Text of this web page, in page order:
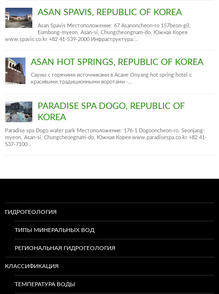
ASAN SPAVIS, REPUBLIC OF KOREA
Asan Spavis Местоположение: 67 Asanoncheon-ro 157beon-gil,
Eumbong-myeon, Asan-si, Chungcheongnam-do, Южная Корея
www.spavis.co.kr +82 41-539-2000 Инфраструктура:…
ASAN HOT SPRINGS, REPUBLIC OF KOREA
Сауны с горячими источниками в Асане Onyang hot spring hotel c
красивыми традиционными воротами -…
PARADISE SPA DOGO, REPUBLIC OF
KOREA
Paradise spa Dogo water park Местоположение: 176-1 Dogooncheon-ro, Seonjang-
myeon, Asan-si, Chungcheongnam-do, Южная Корея www.paradisespa.co.kr +82 41-
537-7100…
ГИДРОГЕОЛОГИЯ
ТИПЫ МИНЕРАЛЬНЫХ ВОД
РЕГИОНАЛЬНАЯ ГИДРОГЕОЛОГИЯ
КЛАССИФИКАЦИЯ
ТЕМПЕРАТУРА ВОДЫ